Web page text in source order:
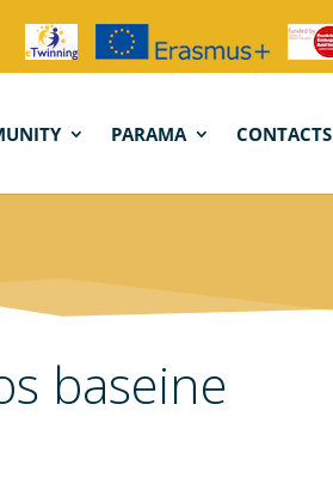
PARAMA CONTACTS
baseine